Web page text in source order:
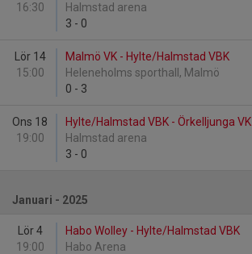
16:30
Halmstad arena
3 - 0
Lör 14
15:00
Malmö VK - Hylte/Halmstad VBK
Heleneholms sporthall, Malmö
0 - 3
Ons 18
19:00
Hylte/Halmstad VBK - Örkelljunga VK
Halmstad arena
3 - 0
Januari - 2025
Lör 4
19:00
Habo Wolley - Hylte/Halmstad VBK
Habo Arena